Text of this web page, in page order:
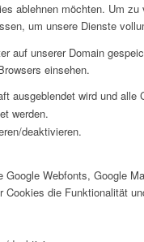
ablehnen möchten. Um
um unsere Dienste
auf unserer Domain
einsehen.
ausgeblendet wird und
werden.
deaktivieren.
Webfonts, Google
die Funktionalität